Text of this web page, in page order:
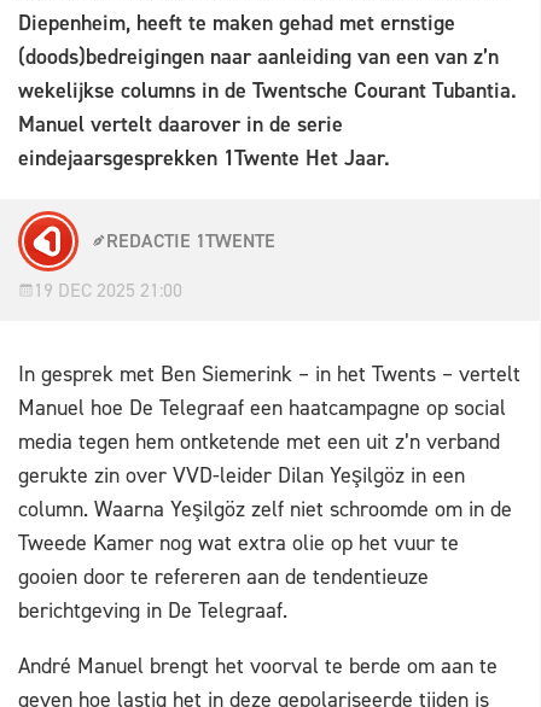
Diepenheim, heeft te maken gehad met ernstige
(doods)bedreigingen naar aanleiding van een van z’n
wekelijkse columns in de Twentsche Courant Tubantia.
Manuel vertelt daarover in de serie
eindejaarsgesprekken 1Twente Het Jaar.
REDACTIE 1TWENTE
19 DEC 2025 21:00
In gesprek met Ben Siemerink – in het Twents – vertelt
Manuel hoe De Telegraaf een haatcampagne op social
media tegen hem ontketende met een uit z’n verband
gerukte zin over VVD-leider Dilan Yeşilgöz in een
column. Waarna Yeşilgöz zelf niet schroomde om in de
Tweede Kamer nog wat extra olie op het vuur te
gooien door te refereren aan de tendentieuze
berichtgeving in De Telegraaf.
André Manuel brengt het voorval te berde om aan te
geven hoe lastig het in deze gepolariseerde tijden is